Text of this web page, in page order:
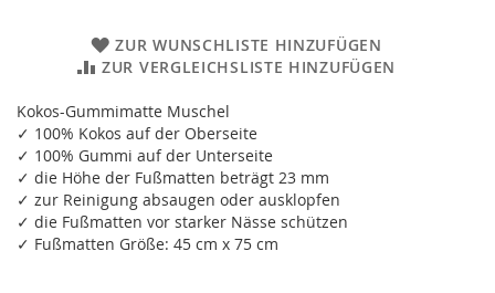
ZUR WUNSCHLISTE HINZUFÜGEN
ZUR VERGLEICHSLISTE HINZUFÜGEN
Kokos-Gummimatte Muschel
✓ 100% Kokos auf der Oberseite
✓ 100% Gummi auf der Unterseite
✓ die Höhe der Fußmatten beträgt 23 mm
✓ zur Reinigung absaugen oder ausklopfen
✓ die Fußmatten vor starker Nässe schützen
✓ Fußmatten Größe: 45 cm x 75 cm